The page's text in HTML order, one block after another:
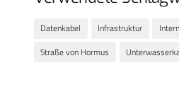
Datenkabel Infrastruktur
Straße von Hormus